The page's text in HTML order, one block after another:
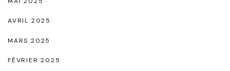
AVRIL 2025
MARS 2025
FÉVRIER 2025